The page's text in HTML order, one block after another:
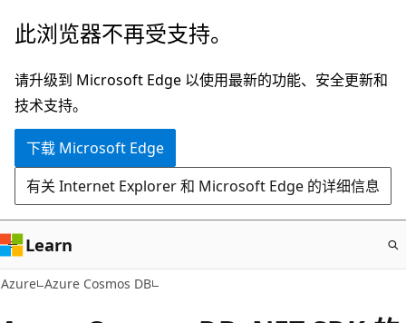
跳
主
要
内
此浏览器不再受支持。
请升级到 Microsoft Edge 以使用最新的功能、安全更新和
技术支持。
下载 Microsoft Edge
有关 Internet Explorer 和 Microsoft Edge 的详细信息
Learn
Azure Azure Cosmos DB